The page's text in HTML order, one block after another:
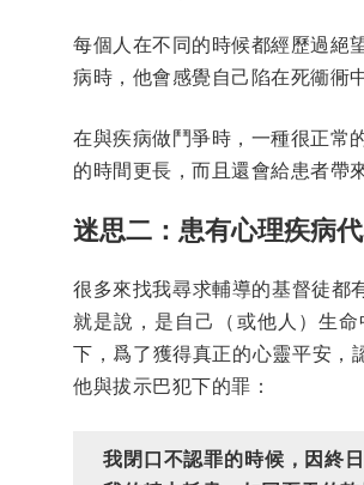
每個人在不同的時候都經歷過絕
病時，他會感覺自己陷在死衚衕
在與疾病做鬥爭時，一種很正常
的時間更長，而且還會給患者帶
迷思二：患有心理疾病
很多來找我尋求輔導的基督徒都
就是說，是自己（或他人）生
下，爲了獲得真正的心靈平安，
他與拔示巴犯下的罪：
我閉口不認罪的時候，因終